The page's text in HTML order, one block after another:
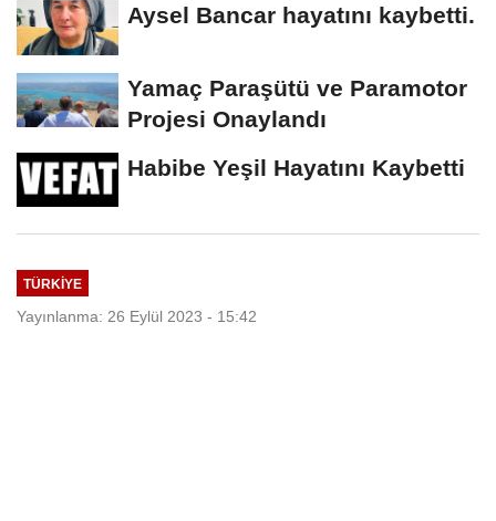
Aysel Bancar hayatını kaybetti.
Yamaç Paraşütü ve Paramotor
Projesi Onaylandı
Habibe Yeşil Hayatını Kaybetti
TÜRKIYE
Yayınlanma: 26 Eylül 2023 - 15:42